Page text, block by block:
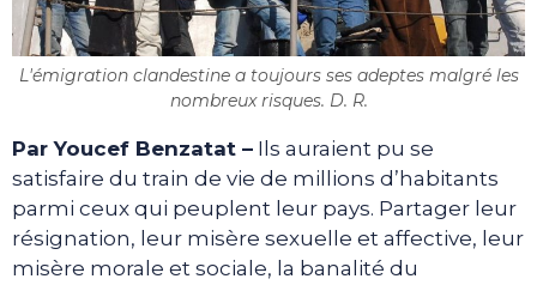
L'émigration clandestine a toujours ses adeptes malgré les
nombreux risques. D. R.
Par Youcef Benzatat – Ils auraient pu se
satisfaire du train de vie de millions d’habitants
parmi ceux qui peuplent leur pays. Partager leur
résignation, leur misère sexuelle et affective, leur
misère morale et sociale, la banalité du